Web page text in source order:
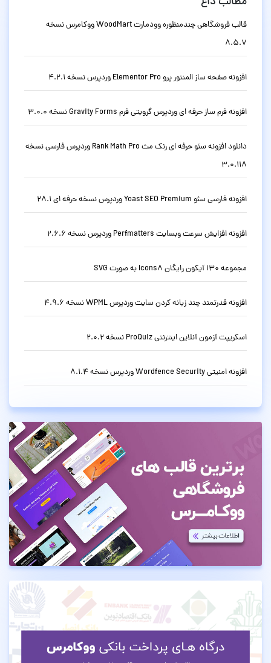
قالب فروشگاهی چندمنظوره وودمارت WoodMart ووکامرس نسخه
8.5.7
افزونه صفحه ساز المنتور پرو Elementor Pro وردپرس نسخه 4.2.1
افزونه فرم ساز حرفه ای وردپرس گرویتی فرم Gravity Forms نسخه 3.0.0
دانلود افزونه سئو حرفه ای رنک مث Rank Math Pro وردپرس فارسی نسخه
3.0.118
افزونه فارسی سئو Yoast SEO Premium وردپرس نسخه حرفه ای 28.1
افزونه افزایش سرعت وبسایت Perfmatters وردپرس نسخه 2.6.6
مجموعه 130 آیکون رایگان Icons8 به صورت SVG
افزونه قدرتمند چند زبانه کردن سایت وردپرس WPML نسخه 4.9.6
اسکریپت آزمون آنلاین اینترنتی ProQuiz نسخه 2.0.2
افزونه امنیتی Wordfence Security وردپرس نسخه 8.1.4